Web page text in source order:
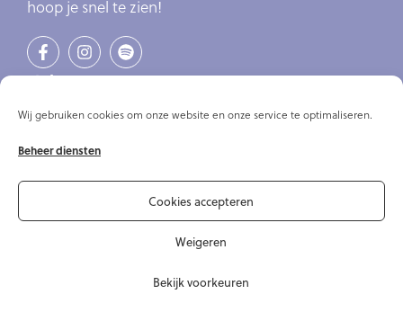
Wij gebruiken cookies om onze website en onze service te optimaliseren.
Beheer diensten
Cookies accepteren
Weigeren
Bekijk voorkeuren
hoop je snel te zien!
Links
Online cursus verlatingsangst
Online cursussen
Artikelen
Contact